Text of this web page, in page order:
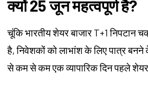
क्यों 25 जून महत्वपूर्ण है?
चूंकि भारतीय शेयर बाजार T+1 निपटान
है, निवेशकों को लाभांश के लिए पात्र बनने
से कम से कम एक व्यापारिक दिन पहले